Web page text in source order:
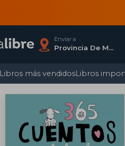
Enviar a
Provincia De Madrid
Libros más vendidosLibros